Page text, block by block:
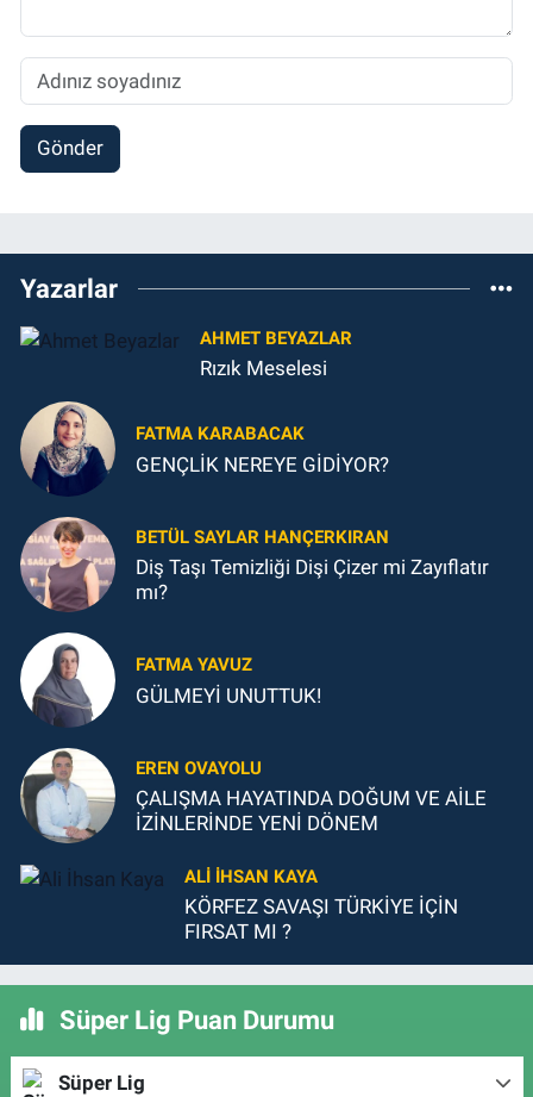
Gönder
Yazarlar
AHMET BEYAZLAR
Rızık Meselesi
FATMA KARABACAK
GENÇLİK NEREYE GİDİYOR?
BETÜL SAYLAR HANÇERKIRAN
Diş Taşı Temizliği Dişi Çizer mi Zayıflatır
mı?
FATMA YAVUZ
GÜLMEYİ UNUTTUK!
EREN OVAYOLU
ÇALIŞMA HAYATINDA DOĞUM VE AİLE
İZİNLERİNDE YENİ DÖNEM
ALI İHSAN KAYA
KÖRFEZ SAVAŞI TÜRKİYE İÇİN
FIRSAT MI ?
Süper Lig Puan Durumu
Süper Lig